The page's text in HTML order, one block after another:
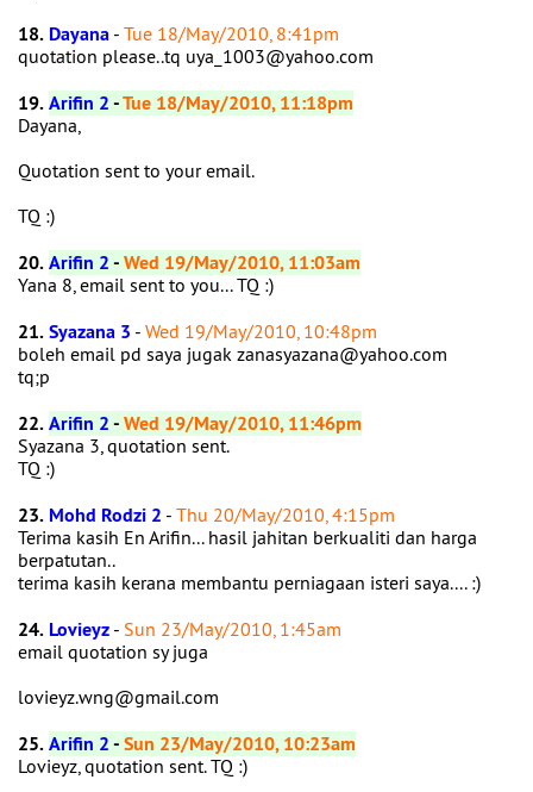
18. Dayana - Tue 18/May/2010, 8:41pm
quotation please..tq uya_1003@yahoo.com
19.Arifin 2-Tue 18/May/2010, 11:18pm
Dayana,
Quotation sent to your email.
TQ :)
20.Arifin 2-Wed 19/May/2010, 11:03am
Yana 8, email sent to you... TQ :)
21.Syazana 3 - Wed 19/May/2010, 10:48pm
boleh email pd saya jugak zanasyazana@yahoo.com
tq;p
22.Arifin 2-Wed 19/May/2010, 11:46pm
Syazana 3, quotation sent.
TQ :)
23. Mohd Rodzi 2 - Thu 20/May/2010, 4:15pm
Terima kasih En Arifin... hasil jahitan berkualiti dan harga
berpatutan..
terima kasih kerana membantu perniagaan isteri saya.... :)
24. Lovieyz - Sun 23/May/2010, 1:45am
email quotation sy juga
lovieyz.wng@gmail.com
25.Arifin 2-Sun 23/May/2010, 10:23am
Lovieyz, quotation sent. TQ :)